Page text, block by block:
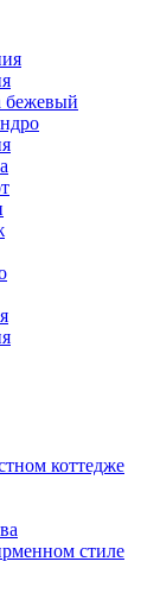
бежевый
коттедже
стиле